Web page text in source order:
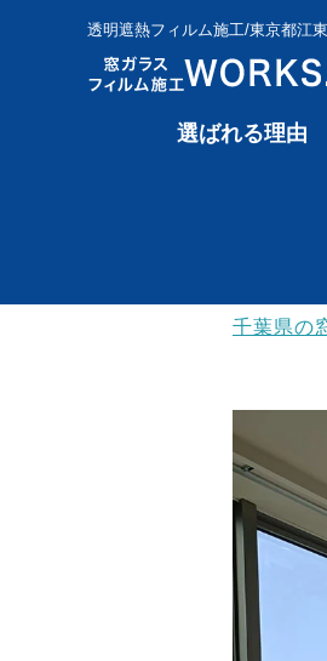
透明遮熱フィルム施工/東京都江
選ばれる理由
千葉県の